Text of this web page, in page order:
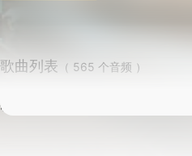
歌曲列表 （ 565 个音频 ）
歌曲信息